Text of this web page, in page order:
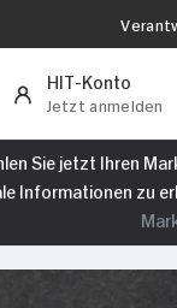
HIT-Konto
Jetzt anmelden
Sie jetzt Ihren
Informationen zu